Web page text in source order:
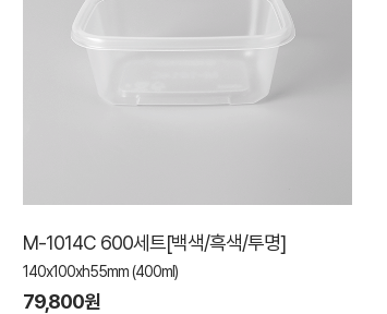
M-1014C 600세트[백색/흑색/투명]
140x100xh55mm (400ml)
79,800원